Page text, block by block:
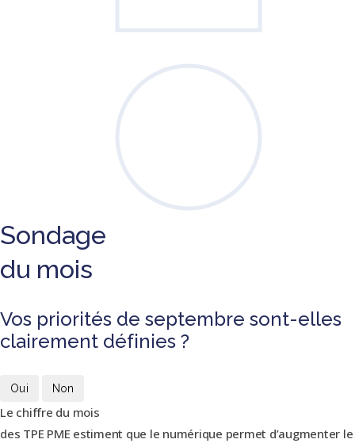
Sondage
du mois
Vos priorités de septembre sont-elles
clairement définies ?
Oui Non
Le chiffre du mois
des TPE PME estiment que le numérique permet d’augmenter le